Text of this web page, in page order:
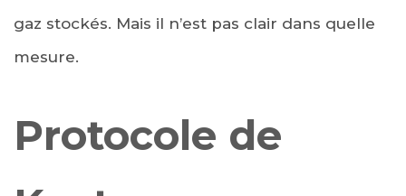
gaz stockés. Mais il n’est pas clair dans quelle
mesure.
Protocole de